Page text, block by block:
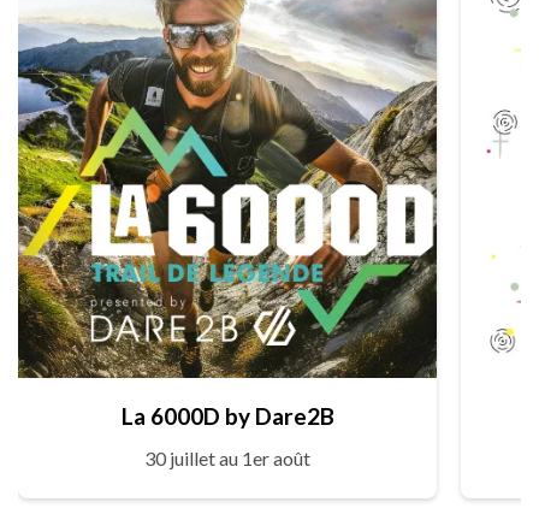
La 6000D by Dare2B
30 juillet au 1er août